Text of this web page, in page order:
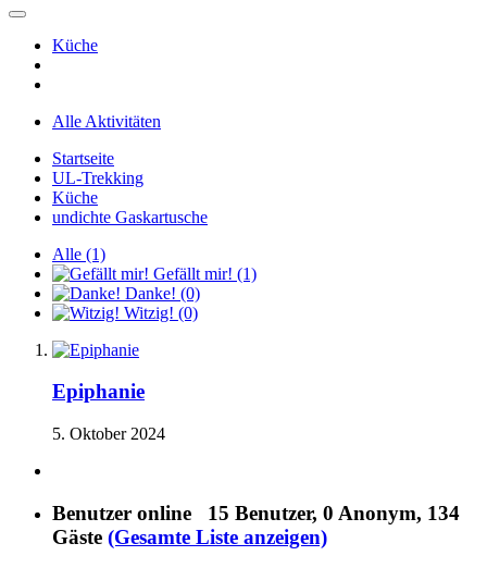
Küche
Alle Aktivitäten
Startseite
UL-Trekking
Küche
undichte Gaskartusche
Alle (1)
Gefällt mir! (1)
Danke! (0)
Witzig! (0)
Epiphanie
5. Oktober 2024
Benutzer online 15 Benutzer, 0 Anonym, 134
Gäste (Gesamte Liste anzeigen)